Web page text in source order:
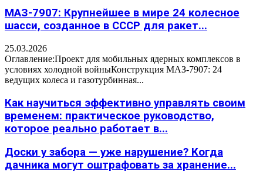
МАЗ-7907: Крупнейшее в мире 24 колесное
шасси, созданное в СССР для ракет...
25.03.2026
Оглавление:Проект для мобильных ядерных комплексов в
условиях холодной войныКонструкция МАЗ-7907: 24
ведущих колеса и газотурбинная...
Как научиться эффективно управлять своим
временем: практическое руководство,
которое реально работает в...
Доски у забора — уже нарушение? Когда
дачника могут оштрафовать за хранение...